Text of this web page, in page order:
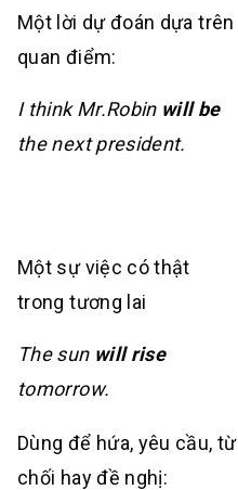
Một lời dự đoán dựa trên
quan điểm:
I think Mr.Robin will be
the next president.
Một sự việc có thật
trong tương lai
The sun will rise
tomorrow.
Dùng để hứa, yêu cầu, từ
chối hay đề nghị: